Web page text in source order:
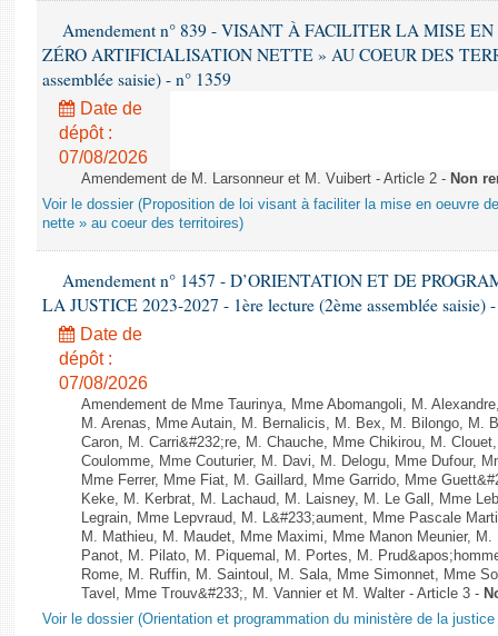
Amendement n° 839 - VISANT À FACILITER LA MISE
ZÉRO ARTIFICIALISATION NETTE » AU COEUR DES
assemblée saisie) - n° 1359
Date de
dépôt :
07/08/2026
Amendement de M. Larsonneur et M. Vuibert - Article 2 - Non
Voir le dossier (Proposition de loi visant à faciliter la mise en oeuvre
nette » au coeur des territoires)
Amendement n° 1457 - D’ORIENTATION ET DE
LA JUSTICE 2023-2027 - 1ère lecture (2ème assemblée saisie)
Date de
dépôt :
07/08/2026
Amendement de Mme Taurinya, Mme Abomangoli, M.
M. Arenas, Mme Autain, M. Bernalicis, M. Bex, M. Bilongo, M.
Caron, M. Carri&#232;re, M. Chauche, Mme Chikirou, M.
Coulomme, Mme Couturier, M. Davi, M. Delogu, Mme Dufour,
Mme Ferrer, Mme Fiat, M. Gaillard, Mme Garrido, Mme
Keke, M. Kerbrat, M. Lachaud, M. Laisney, M. Le Gall, Mme
Legrain, Mme Lepvraud, M. L&#233;aument, Mme Pascale
M. Mathieu, M. Maudet, Mme Maximi, Mme Manon Meunier,
Panot, M. Pilato, M. Piquemal, M. Portes, M.
Rome, M. Ruffin, M. Saintoul, M. Sala, Mme Simonnet, Mme
Tavel, Mme Trouv&#233;, M. Vannier et M. Walter - Article 3 -
Voir le dossier (Orientation et programmation du ministère de la justice